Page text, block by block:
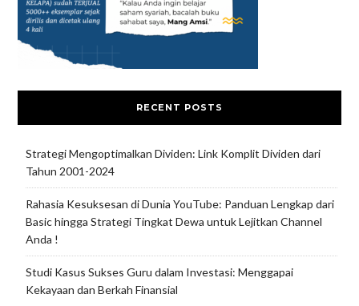
RECENT POSTS
Strategi Mengoptimalkan Dividen: Link Komplit Dividen dari
Tahun 2001-2024
Rahasia Kesuksesan di Dunia YouTube: Panduan Lengkap dari
Basic hingga Strategi Tingkat Dewa untuk Lejitkan Channel
Anda !
Studi Kasus Sukses Guru dalam Investasi: Menggapai
Kekayaan dan Berkah Finansial